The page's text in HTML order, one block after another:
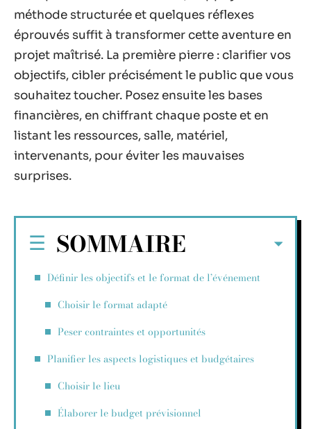
méthode structurée et quelques réflexes
éprouvés suffit à transformer cette aventure en
projet maîtrisé. La première pierre : clarifier vos
objectifs, cibler précisément le public que vous
souhaitez toucher. Posez ensuite les bases
financières, en chiffrant chaque poste et en
listant les ressources, salle, matériel,
intervenants, pour éviter les mauvaises
surprises.
SOMMAIRE
Définir les objectifs et le format de l’événement
Choisir le format adapté
Peser contraintes et opportunités
Planifier les aspects logistiques et budgétaires
Choisir le lieu
Élaborer le budget prévisionnel